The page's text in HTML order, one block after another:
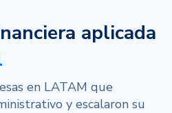
aplicada
en LATAM que
y escalaron su